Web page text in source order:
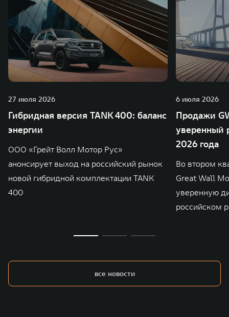
27 июля 2026
Гибридная версия TANK 400: баланс
энергии
ООО «Грейт Волл Мотор Рус»
анонсирует выход на российский рынок
новой гибридной комплектации TANK
400
6 июля 2026
Продажи
уверенный
2026 года
Во втором
Great Wall
уверенную
российском
все новости